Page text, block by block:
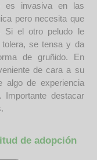
es invasiva en las
pero necesita que
Si el otro peludo le
se tensa y da
de gruñido. En
de cara a su
algo de experiencia
Importante destacar
de adopción